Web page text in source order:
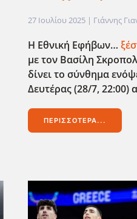
27 Ιουλίου 2025 | Γιάννης
Η Εθνική Εφήβων…
με τον Βασίλη
δίνει το σύνθημα
Δευτέρας (28/7, 22:00)
ΠΕΡΙΣΣΌΤΕΡΑ...